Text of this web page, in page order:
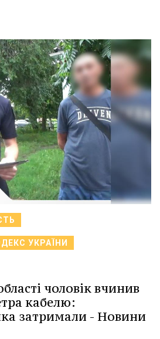
УКРАЇНИ
чоловік вчинив
кабелю:
затримали - Новини